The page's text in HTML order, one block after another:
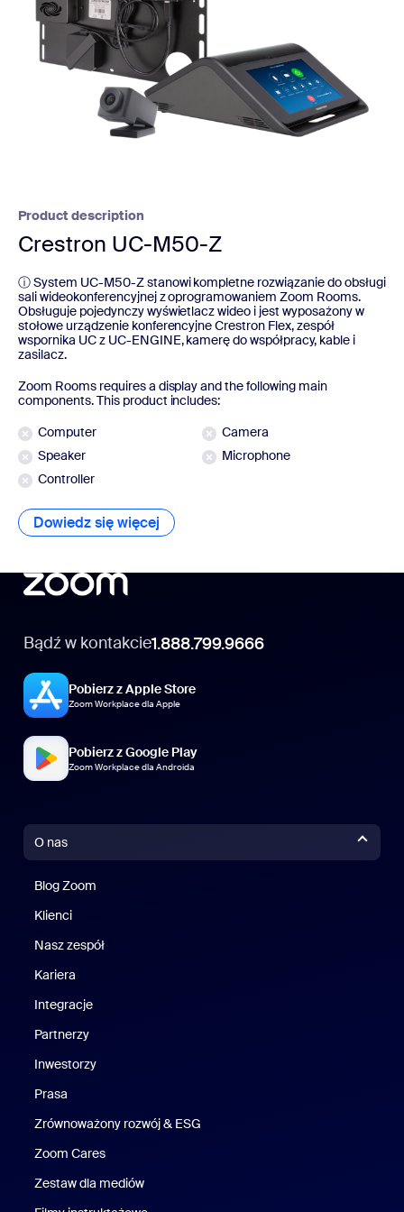
Product description
Crestron UC-M50-Z
ⓘ System UC-M50-Z stanowi kompletne rozwiązanie do obsługi
sali wideokonferencyjnej z oprogramowaniem Zoom Rooms.
Obsługuje pojedynczy wyświetlacz wideo i jest wyposażony w
stołowe urządzenie konferencyjne Crestron Flex, zespół
wspornika UC z UC-ENGINE, kamerę do współpracy, kable i
zasilacz.
Zoom Rooms requires a display and the following main
components. This product includes:
Computer
Camera
Speaker
Microphone
Controller
Dowiedz się więcej Dowiedz się więcej
Bądź w kontakcie1.888.799.9666
Pobierz z Apple Store
Zoom Workplace dla Apple
Pobierz z Google Play
Zoom Workplace dla Androida
O nas
Blog Zoom
Klienci
Nasz zespół
Kariera
Integracje
Partnerzy
Inwestorzy
Prasa
Zrównoważony rozwój & ESG
Zoom Cares
Zestaw dla mediów